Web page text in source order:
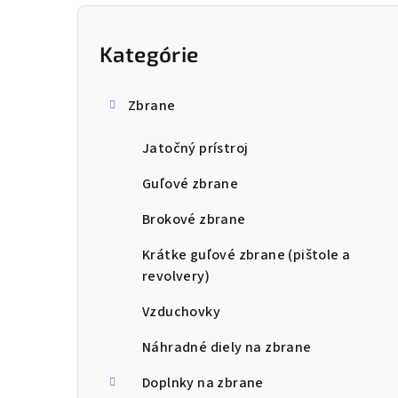
B
Preskočiť
kategórie
Kategórie
Zbrane
Jatočný prístroj
Guľové zbrane
Brokové zbrane
Krátke guľové zbrane (pištole a
revolvery)
Vzduchovky
Náhradné diely na zbrane
Doplnky na zbrane